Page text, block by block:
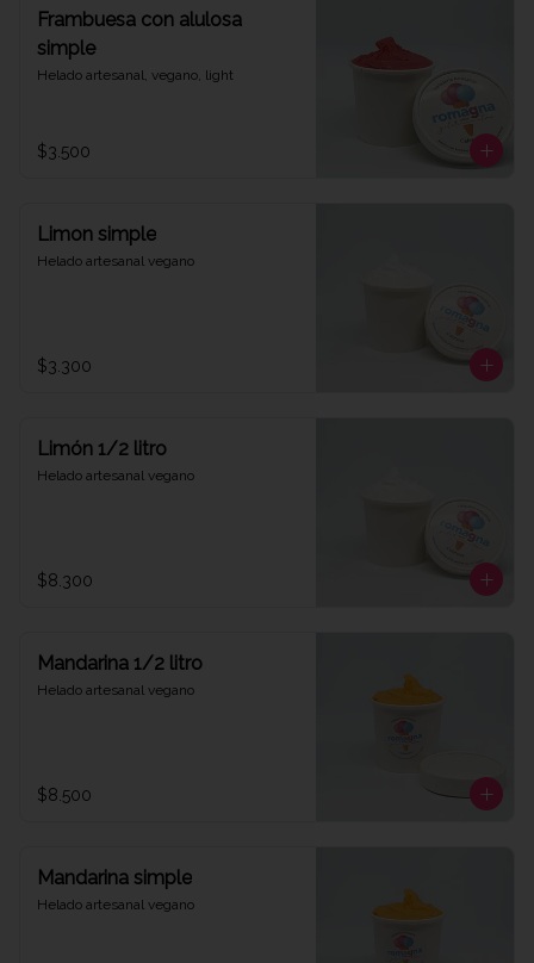
Frambuesa con alulosa
simple
Helado artesanal, vegano, light
$3.500
Limon simple
Helado artesanal vegano
$3.300
Limón 1/2 litro
Helado artesanal vegano
$8.300
Mandarina 1/2 litro
Helado artesanal vegano
$8.500
Mandarina simple
Helado artesanal vegano